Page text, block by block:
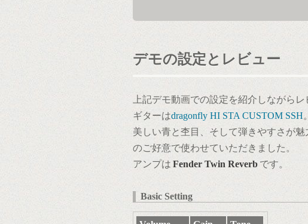
デモの設定とレビュー
上記デモ動画での設定を紹介しながら
ギターはdragonfly HI STA CUSTOM SSH。
美しい青と杢目、そして弾きやすさが
のご好意で使わせていただきました。
アンプは Fender Twin Reverb です。
Basic Setting